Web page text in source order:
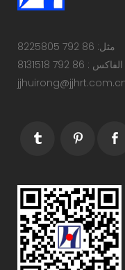
مثل: 86 792 8225805
الفاكس : 86 792 8131518